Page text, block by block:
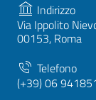
Indirizzo
Via Ippolito
00153, Roma
Telefono
(+39) 06 941851